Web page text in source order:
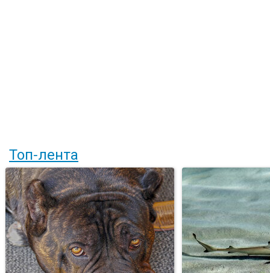
Топ-лента